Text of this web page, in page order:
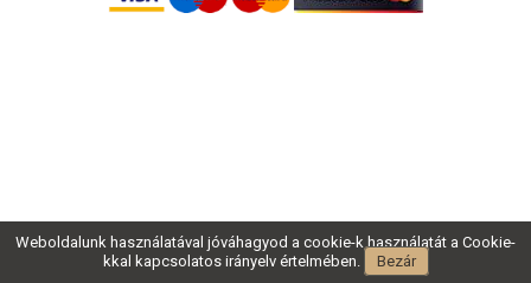
Weboldalunk használatával jóváhagyod a cookie-k használatát a Cookie-
kkal kapcsolatos irányelv értelmében.
Bezár